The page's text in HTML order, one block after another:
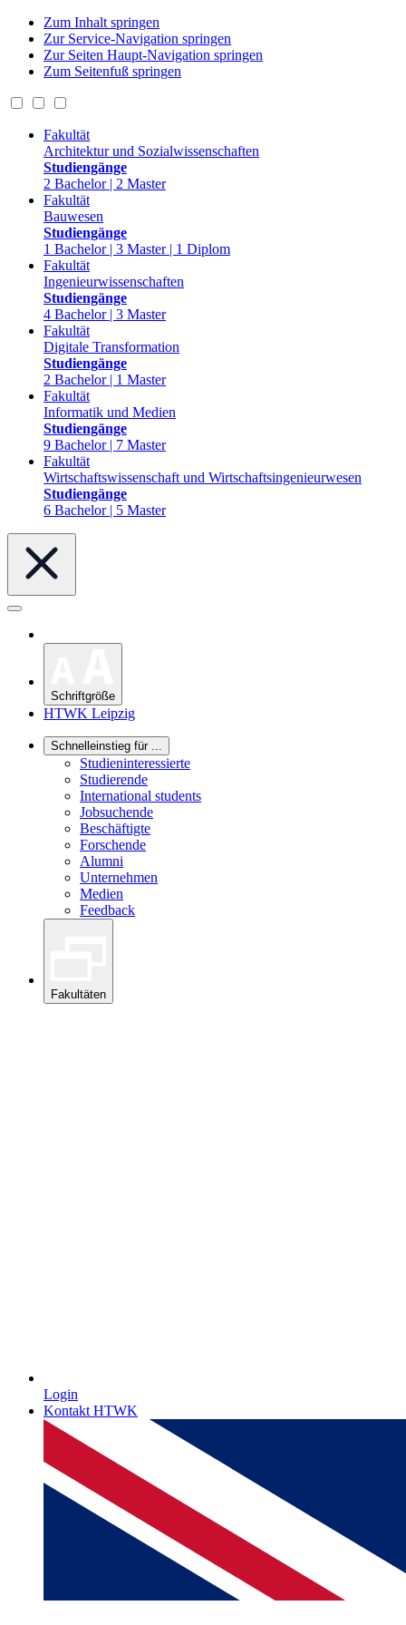
Zum Inhalt springen
Zur Service-Navigation springen
Zur Seiten Haupt-Navigation springen
Zum Seitenfuß springen
Fakultät
Architektur und Sozialwissenschaften
Studiengänge
2 Bachelor | 2 Master
Fakultät
Bauwesen
Studiengänge
1 Bachelor | 3 Master | 1 Diplom
Fakultät
Ingenieurwissenschaften
Studiengänge
4 Bachelor | 3 Master
Fakultät
Digitale Transformation
Studiengänge
2 Bachelor | 1 Master
Fakultät
Informatik und Medien
Studiengänge
9 Bachelor | 7 Master
Fakultät
Wirtschaftswissenschaft und Wirtschaftsingenieurwesen
Studiengänge
6 Bachelor | 5 Master
Schriftgröße
HTWK Leipzig
Schnelleinstieg für ...
Studieninteressierte
Studierende
International students
Jobsuchende
Beschäftigte
Forschende
Alumni
Unternehmen
Medien
Feedback
Fakultäten
Login
Kontakt HTWK